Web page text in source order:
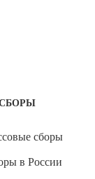
сборы
в России